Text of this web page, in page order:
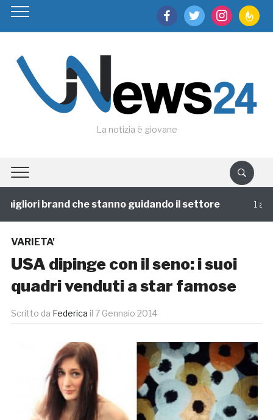
facebooktwitter instagram
La notizia è giovane
brand che stanno guidando il settore 1 annofa
VARIETA'
USA dipinge con il seno: i suoi
quadri venduti a star famose
Scritto da Federica il 7 Gennaio 2014